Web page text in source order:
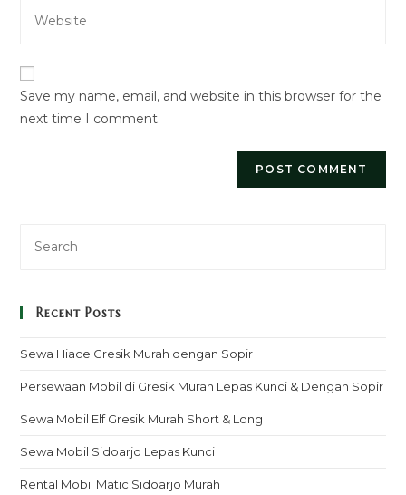
comment
address
your
URL
(optional)
Save my name, email, and website in this browser for the
next time I comment.
Recent Posts
Sewa Hiace Gresik Murah dengan Sopir
Persewaan Mobil di Gresik Murah Lepas Kunci & Dengan Sopir
Sewa Mobil Elf Gresik Murah Short & Long
Sewa Mobil Sidoarjo Lepas Kunci
Rental Mobil Matic Sidoarjo Murah